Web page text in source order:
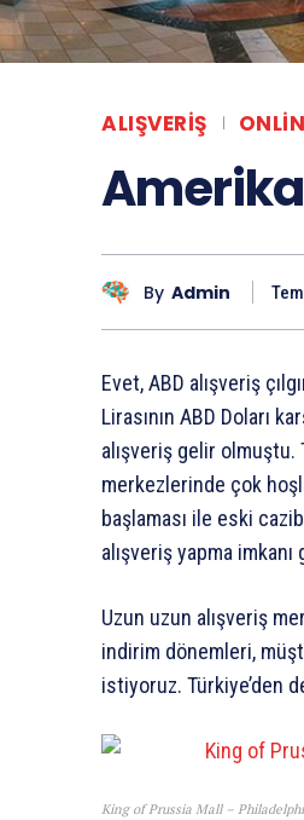
ALIŞVERIŞ
By Admin
Evet, ABD alışveriş
Lirasının ABD Doları
alışveriş gelir
merkezlerinde çok
başlaması ile eski
alışveriş yapma
Uzun uzun alışveriş
indirim dönemleri,
istiyoruz. Türkiye’den
King of Prussia Mall –